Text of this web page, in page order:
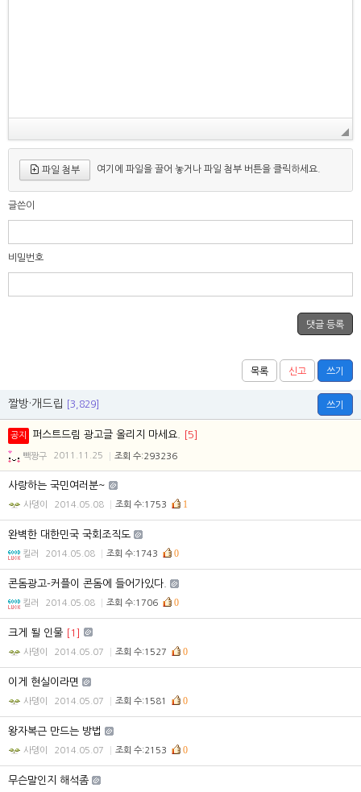
파일 첨부 여기에 파일을 끌어 놓거나 파일 첨부 버튼을 클릭하세요.
글쓴이
비밀번호
목록 신고 쓰기
짤방·개드립 [3,829] 쓰기
공지 퍼스트드림 광고글 올리지 마세요. [5]
빽짱구 2011.11.25 조회 수:293236
사랑하는 국민여러분~
사뎅이 2014.05.08 조회 수:1753 1
완벽한 대한민국 국회조직도
킬러 2014.05.08 조회 수:1743 0
콘돔광고-커플이 콘돔에 들어가있다.
킬러 2014.05.08 조회 수:1706 0
크게 될 인물 [1]
사뎅이 2014.05.07 조회 수:1527 0
이게 현실이라면
사뎅이 2014.05.07 조회 수:1581 0
왕자복근 만드는 방법
사뎅이 2014.05.07 조회 수:2153 0
무슨말인지 해석좀